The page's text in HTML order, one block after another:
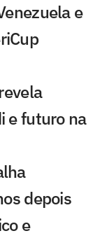
e
e futuro na
depois
e